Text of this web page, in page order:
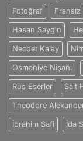
Fotoğraf Fransız
Hasan Saygın
Necdet Kalay
Osmaniye Nişanı
Rus Eserler Sait
Theodore
İbrahim Safi İda